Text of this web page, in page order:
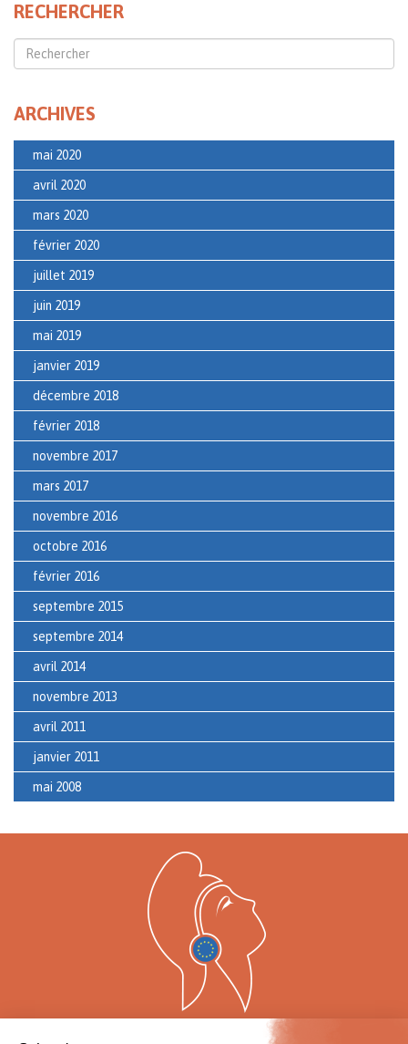
RECHERCHER
ARCHIVES
mai 2020
avril 2020
mars 2020
février 2020
juillet 2019
juin 2019
mai 2019
janvier 2019
décembre 2018
février 2018
novembre 2017
mars 2017
novembre 2016
octobre 2016
février 2016
septembre 2015
septembre 2014
avril 2014
novembre 2013
avril 2011
janvier 2011
mai 2008